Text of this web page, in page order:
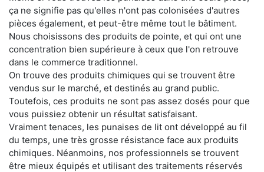
ça ne signifie pas qu'elles n'ont pas colonisées d'autres
pièces également, et peut-être même tout le bâtiment.
Nous choisissons des produits de pointe, et qui ont une
concentration bien supérieure à ceux que l'on retrouve
dans le commerce traditionnel.
On trouve des produits chimiques qui se trouvent être
vendus sur le marché, et destinés au grand public.
Toutefois, ces produits ne sont pas assez dosés pour que
vous puissiez obtenir un résultat satisfaisant.
Vraiment tenaces, les punaises de lit ont développé au fil
du temps, une très grosse résistance face aux produits
chimiques. Néanmoins, nos professionnels se trouvent
être mieux équipés et utilisant des traitements réservés